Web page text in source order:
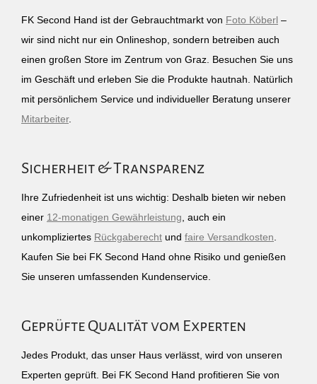
FK Second Hand ist der Gebrauchtmarkt von Foto Köberl –
wir sind nicht nur ein Onlineshop, sondern betreiben auch
einen großen Store im Zentrum von Graz. Besuchen Sie uns
im Geschäft und erleben Sie die Produkte hautnah. Natürlich
mit persönlichem Service und individueller Beratung unserer
Mitarbeiter.
Sicherheit & Transparenz
Ihre Zufriedenheit ist uns wichtig: Deshalb bieten wir neben
einer 12-monatigen Gewährleistung , auch ein
unkompliziertes Rückgaberecht und faire Versandkosten
Kaufen Sie bei FK Second Hand ohne Risiko und genießen
Sie unseren umfassenden Kundenservice.
Geprüfte Qualität vom Experten
Jedes Produkt, das unser Haus verlässt, wird von unseren
Experten geprüft. Bei FK Second Hand profitieren Sie von